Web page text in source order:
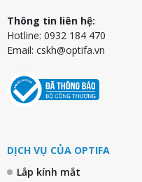
Thông tin liên hệ:
Hotline: 0932 184 470
Email: cskh@optifa.vn
DỊCH VỤ CỦA OPTIFA
Lắp kính mắt